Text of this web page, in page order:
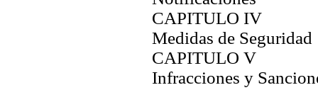
CAPITULO IV
Medidas de Seguridad
CAPITULO V
Infracciones y